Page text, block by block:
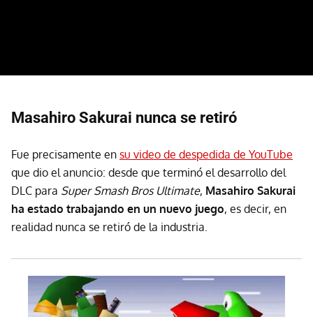
Masahiro Sakurai nunca se retiró
Fue precisamente en su video de despedida de YouTube
que dio el anuncio: desde que terminó el desarrollo del
DLC para Super Smash Bros Ultimate, Masahiro Sakurai
ha estado trabajando en un nuevo juego, es decir, en
realidad nunca se retiró de la industria.